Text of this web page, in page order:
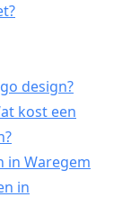
design?
kost een
in Waregem
in